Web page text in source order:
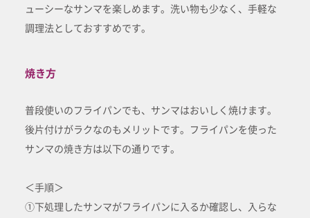
ューシーなサンマを楽しめます。洗い物も少なく、手軽な
調理法としておすすめです。
焼き方
普段使いのフライパンでも、サンマはおいしく焼けます。
後片付けがラクなのもメリットです。フライパンを使った
サンマの焼き方は以下の通りです。
＜手順＞
①下処理したサンマがフライパンに入るか確認し、入らな